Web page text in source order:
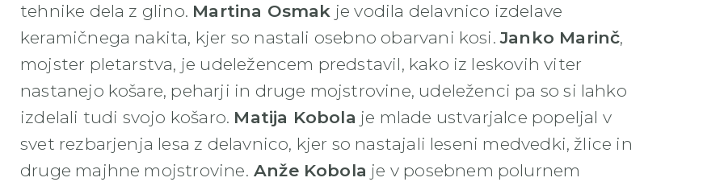
tehnike dela z glino. Martina Osmak je vodila delavnico izdelave
keramičnega nakita, kjer so nastali osebno obarvani kosi.Janko Marinč,
mojster pletarstva, je udeležencem predstavil, kako iz leskovih viter
nastanejo košare, peharji in druge mojstrovine, udeleženci pa so si lahko
izdelali tudi svojo košaro. Matija Kobola je mlade ustvarjalce popeljal v
svet rezbarjenja lesa z delavnico, kjer so nastajali leseni medvedki, žlice in
druge majhne mojstrovine. Anže Kobola je v posebnem polurnem